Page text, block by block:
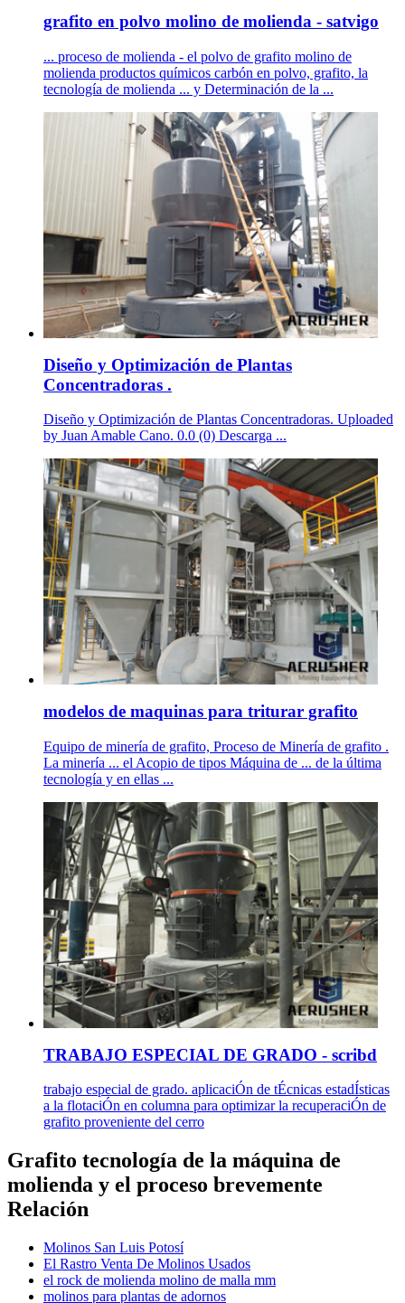
grafito en polvo molino de molienda - satvigo
... proceso de molienda - el polvo de grafito molino de
molienda productos químicos carbón en polvo, grafito, la
tecnología de molienda ... y Determinación de la ...
Diseño y Optimización de Plantas
Concentradoras .
Diseño y Optimización de Plantas Concentradoras. Uploaded
by Juan Amable Cano. 0.0 (0) Descarga ...
modelos de maquinas para triturar grafito
Equipo de minería de grafito, Proceso de Minería de grafito .
La minería ... el Acopio de tipos Máquina de ... de la última
tecnología y en ellas ...
TRABAJO ESPECIAL DE GRADO - scribd
trabajo especial de grado. aplicaciÓn de tÉcnicas estadÍsticas
a la flotaciÓn en columna para optimizar la recuperaciÓn de
grafito proveniente del cerro
Grafito tecnología de la máquina de
molienda y el proceso brevemente
Relación
Molinos San Luis Potosí
El Rastro Venta De Molinos Usados
el rock de molienda molino de malla mm
molinos para plantas de adornos